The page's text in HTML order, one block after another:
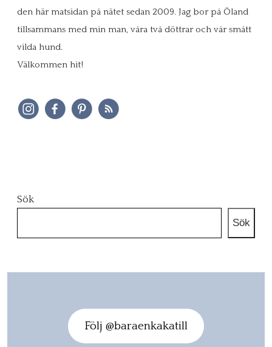
den här matsidan på nätet sedan 2009. Jag bor på Öland
tillsammans med min man, våra två döttrar och vår smått
vilda hund.
Välkommen hit!
Sök
Sök
Följ @baraenkakatill